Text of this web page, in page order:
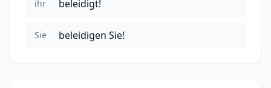
ihr beleidigt!
Sie beleidigen Sie!